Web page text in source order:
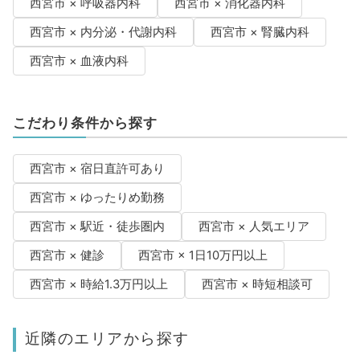
西宮市 × 呼吸器内科
西宮市 × 消化器内科
西宮市 × 内分泌・代謝内科
西宮市 × 腎臓内科
西宮市 × 血液内科
こだわり条件から探す
西宮市 × 宿日直許可あり
西宮市 × ゆったりめ勤務
西宮市 × 駅近・徒歩圏内
西宮市 × 人気エリア
西宮市 × 健診
西宮市 × 1日10万円以上
西宮市 × 時給1.3万円以上
西宮市 × 時短相談可
近隣のエリアから探す